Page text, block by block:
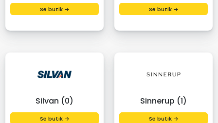
Se butik → Se butik →
Silvan (0)
Se butik →
Sinnerup (1)
Se butik →